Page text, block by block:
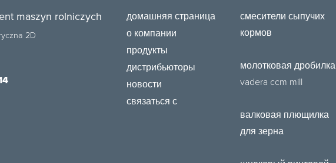
maszyn rolniczych
2D
домашняя страница
о компании
продукты
дистрибьюторы
новости
связаться с
смесители сыпучих
кормов
молотковая дробилка
vadera ccm mill
валковая плющилка
для зерна